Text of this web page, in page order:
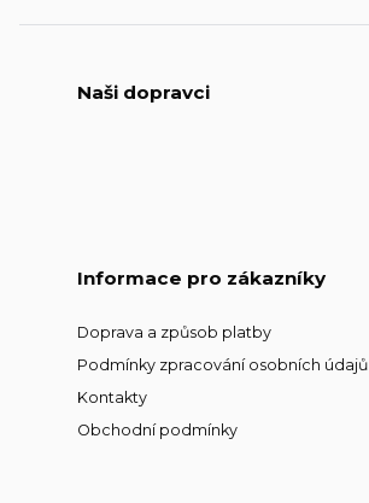
Naši dopravci
Informace pro zákazníky
Doprava a způsob platby
Podmínky zpracování osobních údajů
Kontakty
Obchodní podmínky